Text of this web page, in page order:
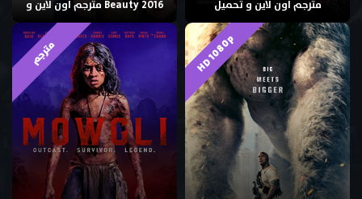
مترجم اون لاين و تحميل
Beauty 2016 مترجم اون لاين و
HD 1080p مترجم